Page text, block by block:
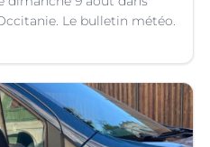
Le bulletin météo.